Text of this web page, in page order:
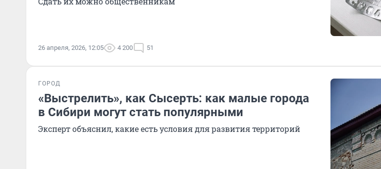
26 апреля, 2026, 12:05 4 200 51
ГОРОД
«Выстрелить», как Сысерть: как малые города
в Сибири могут стать популярными
Эксперт объяснил, какие есть условия для развития территорий